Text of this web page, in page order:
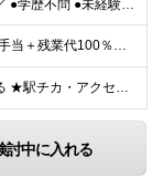
＼未経験・第二新卒大歓迎／ ●学歴不問 ●未経験OK ●ブランクOK ＼こんな方はぜひご応募ください／ ●綺麗な有名施設で、誇りを持てる仕事がしたい ●自分の趣味や副業の時間をしっかり確保したい ●
月給22万円～25万円＋各種手当＋残業代100％支給 ※ただし週3日勤務の場合は月給14.8万円～となります ※夜勤シフトの場合は、上記月給に加えて「深夜割増手当（22時～翌5時までの勤務に対して2
★きれいな有名施設で働ける ★駅チカ・アクセス抜群 ＜GINZA SIX＞ 東京都中央区銀座6-10-1 ＜虎ノ門ヒルズ ビジネスタワー＞ 東京都港区虎ノ門1-17-1 ＜日本都市センター会館＞
討中に入れる